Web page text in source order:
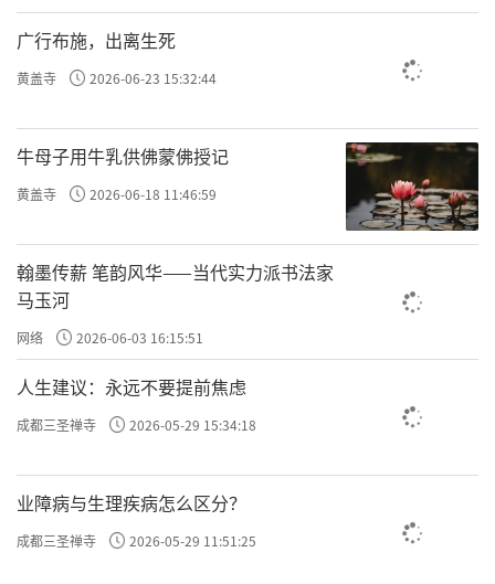
要妄想，亦无可妄。
这个时候，云谷笑曰：“我待汝是豪杰，原来只
阳明、孔孟……。我以为你是圣贤一样的人
物，你没有起一个妄念；或者说，你能跟我对
坐三昼夜，我以为你是一个得道的人呢，原来
你只是信命了，没有妄想了。
原文：问其故。这时候开始请教了。
原文：曰：“人未能无心，终为阴阳所缚，安得
无数？但惟凡人有数。极善之人，数固拘他不
定；极恶之人，数亦拘他不定。汝二十年来，
被他算定，不曾转动一毫，岂非是凡夫？”
人未能无心，
人不能没有念。妄念，每个人都
广行布施，出离生死
黄盖寺 2026-06-23 15:32:44
牛母子用牛乳供佛蒙佛授记
黄盖寺 2026-06-18 11:46:59
翰墨传薪 笔韵风华——当代实力派书法家
马玉河
网络 2026-06-03 16:15:51
人生建议：永远不要提前焦虑
成都三圣禅寺 2026-05-29 15:34:18
业障病与生理疾病怎么区分？
成都三圣禅寺 2026-05-29 11:51:25